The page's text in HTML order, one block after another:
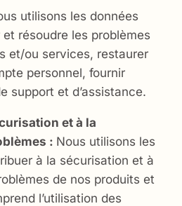
utilisons les données
résoudre les problèmes
et/ou services, restaurer
personnel, fournir
support et d’assistance.
et à la
: Nous utilisons les
à la sécurisation et à
de nos produits et
l’utilisation des